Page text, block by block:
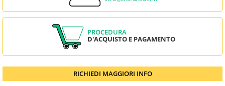
PROCEDURA
D'ACQUISTO E PAGAMENTO
RICHIEDI MAGGIORI INFO